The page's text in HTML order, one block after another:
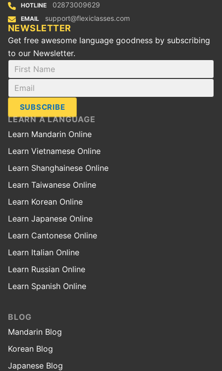
HOTLINE 02873009629
EMAIL support@flexiclasses.com
NEWSLETTER
Get free awesome language goodness by subscribing
to our Newsletter.
SUBSCRIBE
LEARN A LANGUAGE
Learn Mandarin Online
Learn Vietnamese Online
Learn Shanghainese Online
Learn Taiwanese Online
Learn Korean Online
Learn Japanese Online
Learn Cantonese Online
Learn Italian Online
Learn Russian Online
Learn Spanish Online
BLOG
Mandarin Blog
Korean Blog
Japanese Blog